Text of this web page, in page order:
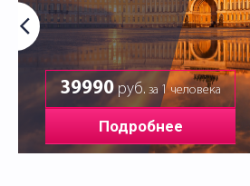
39990 руб. за 1 человека
Подробнее